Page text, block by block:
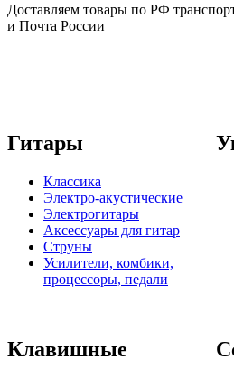
Доставляем товары по РФ
и Почта России
Гитары
Классика
Электро-акустические
Электрогитары
Аксессуары для гитар
Струны
Усилители, комбики,
процессоры, педали
Клавишные